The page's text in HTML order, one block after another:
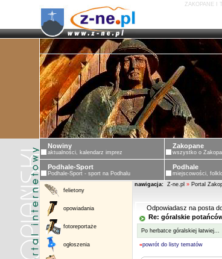
ZAKOPANE I
Nowiny
aktualności, kalendarz imprez
Zakopane
wszystko o
Podhale-Sport
Podhale-Sport - sport na Podhalu
Podhale
miejscowości,
felietony
opowiadania
fotoreportaże
ogłoszenia
nawigacja: Z-ne.pl » Portal
Odpowiadasz na posta
Re: góralskie
Po herbatce góralskiej łatwiej...
«powrót do listy tematów